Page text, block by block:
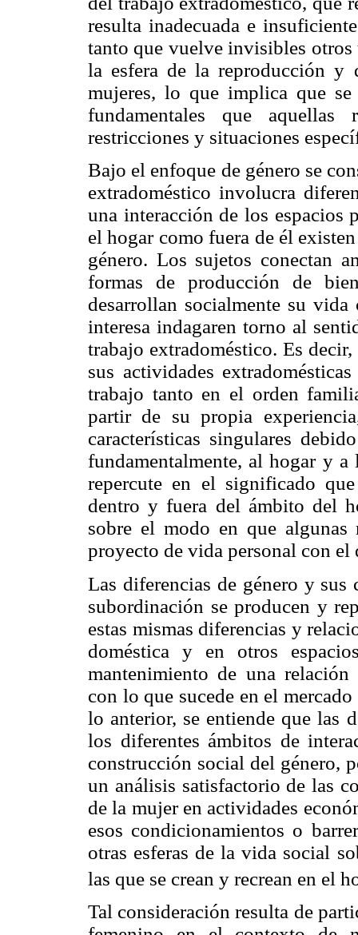
resulta inadecuada e
tanto que vuelve invisibles otros
la esfera de la reproducción y
mujeres, lo que implica que
fundamentales que
restricciones y situaciones
Bajo el enfoque de género se
extradoméstico involucra
una interacción de los
el hogar como fuera de él
género. Los sujetos conectan
formas de producción de
desarrollan socialmente su
interesa indagaren torno al
trabajo extradoméstico. Es
sus actividades
trabajo tanto en el orden
partir de su propia
características singulares
fundamentalmente, al hogar y
repercute en el significado
dentro y fuera del ámbito del
sobre el modo en que
proyecto de vida personal con
Las diferencias de género y
subordinación se producen y
estas mismas diferencias y
doméstica y en otros
mantenimiento de una relación
con lo que sucede en el
lo anterior, se entiende que las
los diferentes ámbitos de
construcción social del género,
un análisis satisfactorio de las
de la mujer en actividades
esos condicionamientos o
otras esferas de la vida social
las que se crean y recrean en el
Tal consideración resulta de